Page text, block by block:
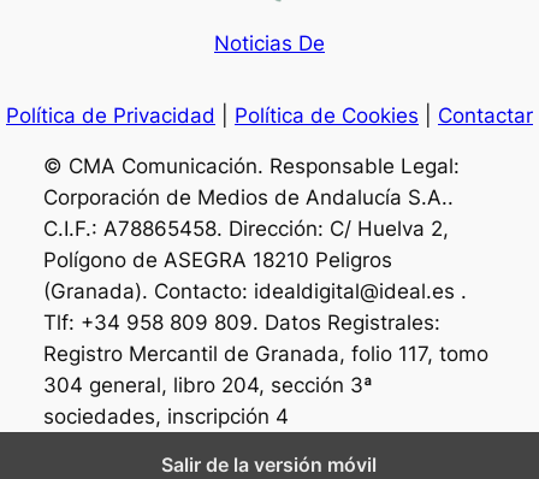
Noticias De
Política de Privacidad Política de Cookies Contactar
© CMA Comunicación. Responsable Legal:
Corporación de Medios de Andalucía S.A..
C.I.F.: A78865458. Dirección: C/ Huelva 2,
Polígono de ASEGRA 18210 Peligros
(Granada). Contacto: idealdigital@ideal.es .
Tlf: +34 958 809 809. Datos Registrales:
Registro Mercantil de Granada, folio 117, tomo
304 general, libro 204, sección 3ª
sociedades, inscripción 4
Salir de la versión móvil